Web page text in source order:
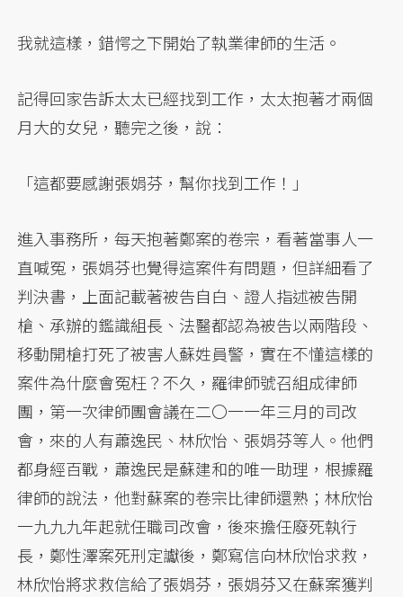
我就這樣，錯愕之下開始了執業律師的生活。
記得回家告訴太太已經找到工作，太太抱著才兩個
月大的女兒，聽完之後，說：
「這都要感謝張娟芬，幫你找到工作！」
進入事務所，每天抱著鄭案的卷宗，看著當事人一
直喊冤，張娟芬也覺得這案件有問題，但詳細看了
判決書，上面記載著被告自白、證人指述被告開
槍、承辦的鑑識組長、法醫都認為被告以兩階段、
移動開槍打死了被害人蘇姓員警，實在不懂這樣的
案件為什麼會冤枉？不久，羅律師號召組成律師
團，第一次律師團會議在二〇一一年三月的司改
會，來的人有蕭逸民、林欣怡、張娟芬等人。他們
都身經百戰，蕭逸民是蘇建和的唯一助理，根據羅
律師的說法，他對蘇案的卷宗比律師還熟；林欣怡
一九九九年起就任職司改會，後來擔任廢死執行
長，鄭性澤案死刑定讞後，鄭寫信向林欣怡求救，
林欣怡將求救信給了張娟芬，張娟芬又在蘇案獲判